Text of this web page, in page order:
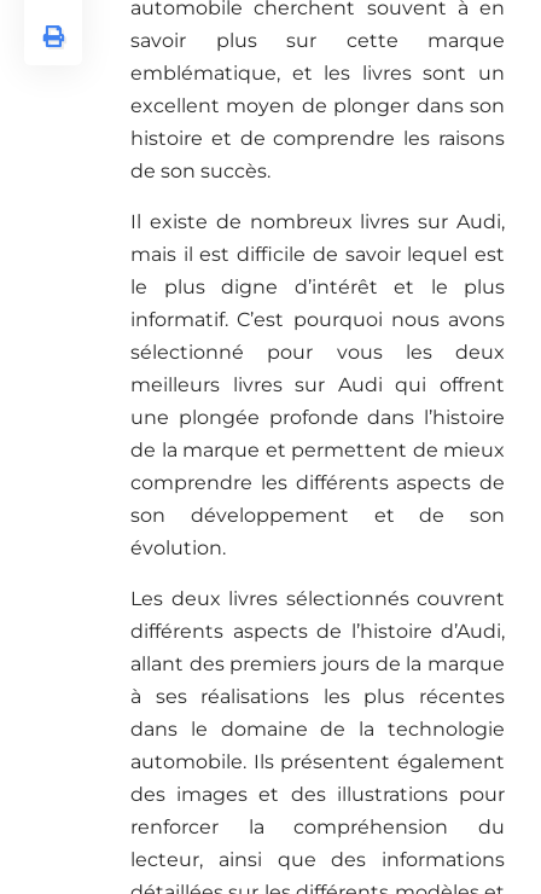
automobile cherchent souvent à en
savoir plus sur cette marque
emblématique, et les livres sont un
excellent moyen de plonger dans son
histoire et de comprendre les raisons
de son succès.
Il existe de nombreux livres sur Audi,
mais il est difficile de savoir lequel est
le plus digne d’intérêt et le plus
informatif. C’est pourquoi nous avons
sélectionné pour vous les deux
meilleurs livres sur Audi qui offrent
une plongée profonde dans l’histoire
de la marque et permettent de mieux
comprendre les différents aspects de
son développement et de son
évolution.
Les deux livres sélectionnés couvrent
différents aspects de l’histoire d’Audi,
allant des premiers jours de la marque
à ses réalisations les plus récentes
dans le domaine de la technologie
automobile. Ils présentent également
des images et des illustrations pour
renforcer la compréhension du
lecteur, ainsi que des informations